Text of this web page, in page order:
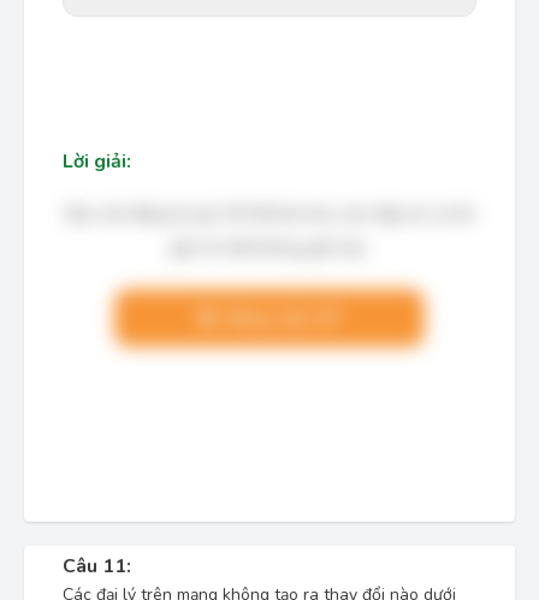
Lời giải:
Câu 11:
Các đại lý trên mạng không tạo ra thay đổi nào dưới